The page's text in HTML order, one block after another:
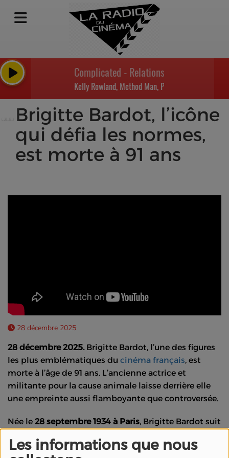
Les informations que nous
Complicated - Relationship Goals
Kelly Rowland, Method Man, Plies
Brigitte Bardot, l’icône
qui défia les normes,
est morte à 91 ans
28 décembre 2025
28 décembre 2025.Brigitte Bardot, l’une des figures
les plus emblématiques du cinéma français, est
morte à l’âge de 91 ans. L’ancienne actrice et
militante pour la cause animale laisse derrière elle
une empreinte aussi flamboyante que controversée.
Née le 28 septembre 1934 à Paris, Brigitte Bardot suit
débuter comme mannequin. Elle devient